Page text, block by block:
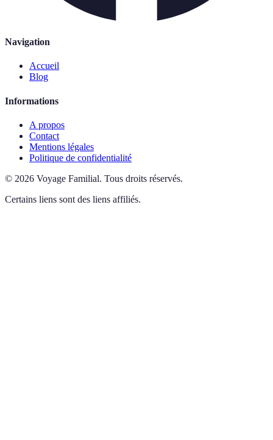
Navigation
Accueil
Blog
Informations
A propos
Contact
Mentions légales
Politique de confidentialité
© 2026 Voyage Familial. Tous droits réservés.
Certains liens sont des liens affiliés.